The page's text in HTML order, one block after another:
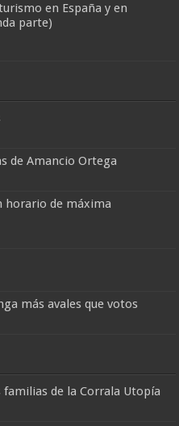
en España y en
parte)
de Amancio Ortega
horario de máxima
más avales que votos
de la Corrala Utopía